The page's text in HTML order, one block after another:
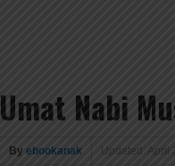
Umat Nabi
By ebookanak Updated: April